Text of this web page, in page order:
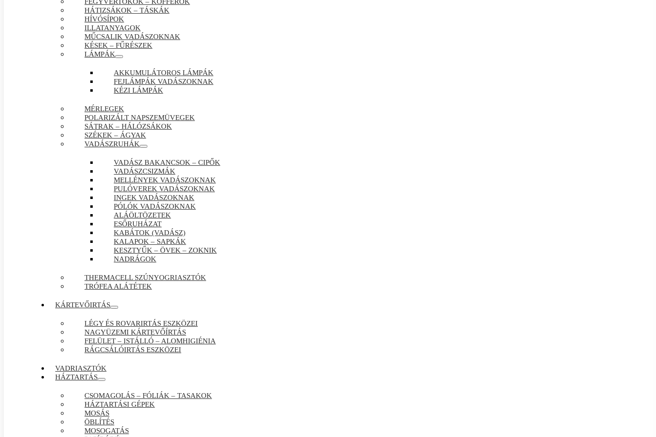
HÁTIZSÁKOK – TÁSKÁK
HÍVÓSÍPOK
ILLATANYAGOK
MŰCSALIK VADÁSZOKNAK
KÉSEK – FŰRÉSZEK
LÁMPÁK
AKKUMULÁTOROS LÁMPÁK
FEJLÁMPÁK VADÁSZOKNAK
KÉZI LÁMPÁK
MÉRLEGEK
POLARIZÁLT NAPSZEMÜVEGEK
SÁTRAK – HÁLÓZSÁKOK
SZÉKEK – ÁGYAK
VADÁSZRUHÁK
VADÁSZ BAKANCSOK – CIPŐK
VADÁSZCSIZMÁK
MELLÉNYEK VADÁSZOKNAK
PULÓVEREK VADÁSZOKNAK
INGEK VADÁSZOKNAK
PÓLÓK VADÁSZOKNAK
ALÁÖLTÖZETEK
ESŐRUHÁZAT
KABÁTOK (VADÁSZ)
KALAPOK – SAPKÁK
KESZTYŰK – ÖVEK – ZOKNIK
NADRÁGOK
THERMACELL SZÚNYOGRIASZTÓK
TRÓFEA ALÁTÉTEK
KÁRTEVŐIRTÁS
LÉGY ÉS ROVARIRTÁS ESZKÖZEI
NAGYÜZEMI KÁRTEVŐÍRTÁS
FELÜLET – ISTÁLLÓ – ALOMHIGIÉNIA
RÁGCSÁLÓIRTÁS ESZKÖZEI
VADRIASZTÓK
HÁZTARTÁS
CSOMAGOLÁS – FÓLIÁK – TASAKOK
HÁZTARTÁSI GÉPEK
MOSÁS
ÖBLÍTÉS
MOSOGATÁS